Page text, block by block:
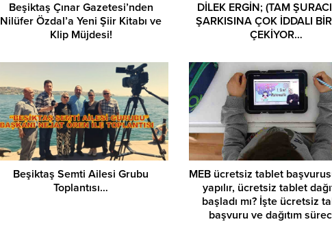
Beşiktaş Çınar Gazetesi’nden
Nilüfer Özdal’a Yeni Şiir Kitabı ve
Klip Müjdesi!
DİLEK ERGİN; (TAM
ŞARKISINA ÇOK İDDALI
ÇEKİYOR…
Beşiktaş Semti Ailesi Grubu
Toplantısı…
MEB ücretsiz tablet
yapılır, ücretsiz tablet
başladı mı? İşte ücretsiz
başvuru ve dağıtım